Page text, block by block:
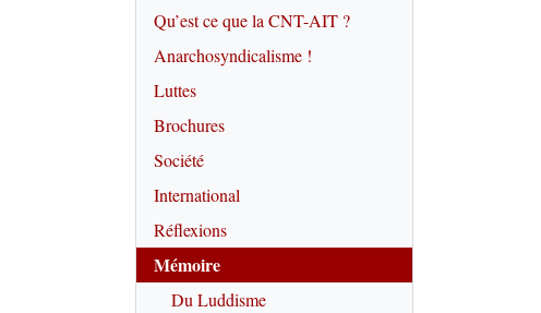
Qu’est ce que la CNT-AIT ?
Anarchosyndicalisme !
Luttes
Brochures
Société
International
Réflexions
Mémoire
Du Luddisme